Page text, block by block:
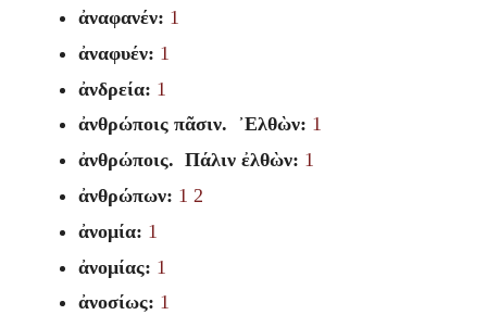
ἀναφανέν: 1
ἀναφυέν: 1
ἀνδρεία: 1
ἀνθρώποις πᾶσιν. ᾽Ελθὼν: 1
ἀνθρώποις. Πάλιν ἐλθὼν: 1
ἀνθρώπων: 1 2
ἀνομία: 1
ἀνομίας: 1
ἀνοσίως: 1